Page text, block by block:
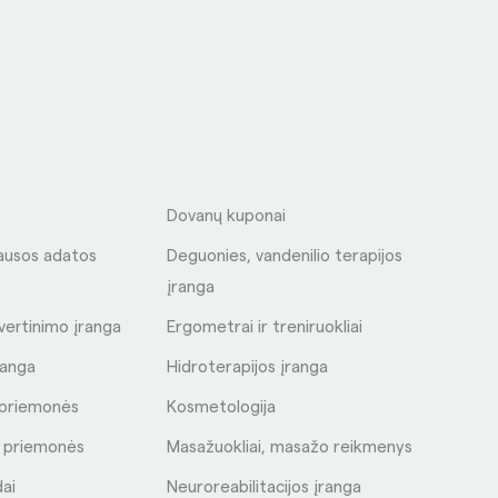
Dovanų kuponai
adatos
Deguonies, vandenilio terapijos
įranga
įranga Ergometrai ir treniruokliai
Hidroterapijos įranga
Kosmetologija
priemonės Masažuokliai, masažo reikmenys
Neuroreabilitacijos įranga